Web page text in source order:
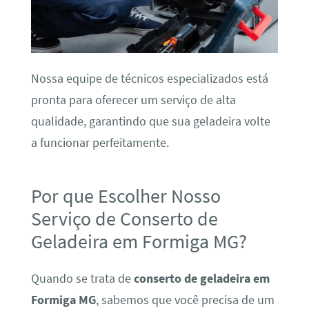
Nossa equipe de técnicos especializados está
pronta para oferecer um serviço de alta
qualidade, garantindo que sua geladeira volte
a funcionar perfeitamente.
Por que Escolher Nosso
Serviço de Conserto de
Geladeira em Formiga MG?
Quando se trata deconserto de geladeira em
Formiga MG, sabemos que você precisa de um